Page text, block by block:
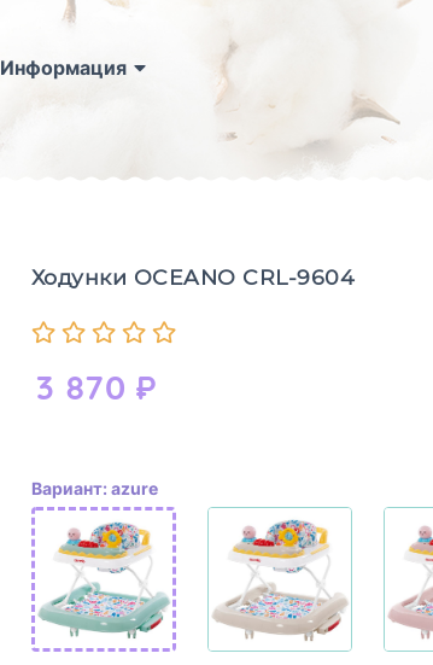
Информация
Ходунки OCEANO CRL-9604
3 870 ₽
Вариант: azure